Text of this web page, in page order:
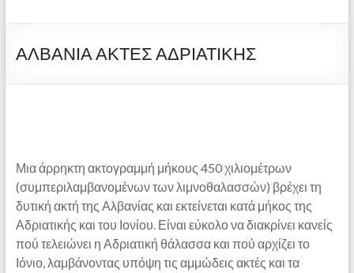
ΑΛΒΑΝΙΑ ΑΚΤΕΣ ΑΔΡΙΑΤΙΚΗΣ
Μια άρρηκτη ακτογραμμή μήκους 450 χιλιομέτρων
(συμπεριλαμβανομένων των λιμνοθαλασσών) βρέχει τη
δυτική ακτή της Αλβανίας και εκτείνεται κατά μήκος της
Αδριατικής και του Ιονίου. Είναι εύκολο να διακρίνει κανείς
πού τελειώνει η Αδριατική θάλασσα και πού αρχίζει το
Ιόνιο, λαμβάνοντας υπόψη τις αμμώδεις ακτές και τα